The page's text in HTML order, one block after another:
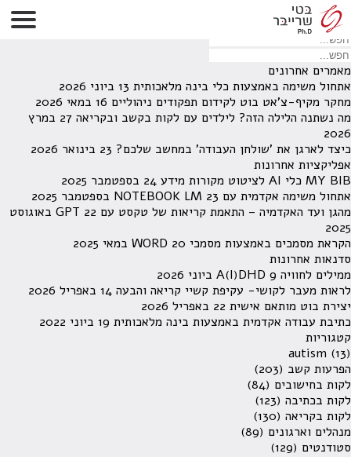
לא נמצאו תוצאות תחת קטגוריה זו.
מחפש משהו מסויים? השתמש בחיפוש
מאמרים אחרונים
אתחול משימה באמצעות כלי בינה מלאכותית 13 ביוני 2026
מחקר מקיף-צ'אט בוט לקידום תפקודים ניהוליים 16 במאי 2026
מה נשתנה הלילה הזה? לילדים עם לקות בקשב ובקריאה
27 במרץ
2026
כיצד לארגן את 'שולחן העבודה' במחשב שלכם? 23 בינואר 2026
אפליקציות אחרונות
MY BIB כלי AI לציטוט מקורות מידע
24 בספטמבר 2025
אתחול משימה אקדמית עם NOTEBOOK LM 23 בספטמבר 2025
מהגן ועד האקדמיה – התאמת קריאות של טקסט עם GPT
22 באוגוסט
2025
הקראת מסמכים באמצעות מסמכי WORD 20 במאי 2025
סדנאות אחרונות
ממילים לחוויה A(I)DHD 9 ביוני 2026
לראות מעבר לקושי- עקיפת קשיי קריאה והבעה 14 באפריל 2026
יצירת בוט מותאם אישית 22 באפריל 2026
כתיבת עבודה אקדמית באמצעות בינה מלאכותית 19 ביוני 2022
קטגוריות
autism (13)
הפרעות קשב (203)
לקות בחישובים (84)
לקות בכתיבה (123)
לקות בקריאה (130)
מנהלים וארגונים (89)
סטודנטים (129)